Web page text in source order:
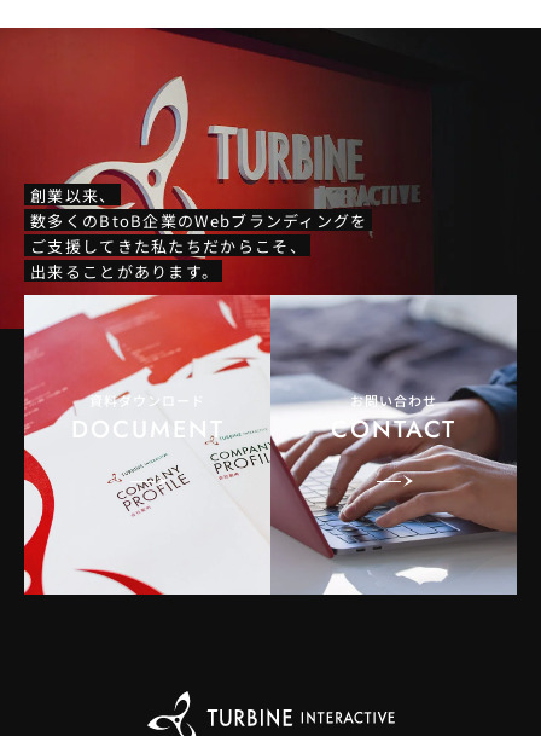
創業以来、
数多くのBtoB企業のWebブランディングを
ご支援してきた私たちだからこそ、
出来ることがあります。
資料ダウンロード
DOCUMENT
お問い合わせ
CONTACT